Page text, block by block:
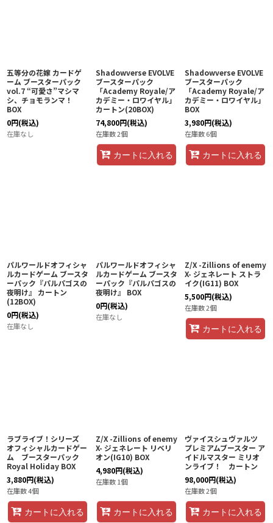
五等分の花嫁 カードゲ
ーム ブースターパック
vol.7 “可愛さ”マシマ
シ、チョモランマ！
BOX
0円(税込)
在庫なし
Shadowverse EVOLVE
ブースターパック
「Academy Royale/ア
カデミー・ロワイヤル」
カートン(20BOX)
74,800円(税込)
在庫数 2個
カートに入れる
Shadowverse EVOLVE
ブースターパック
「Academy Royale/ア
カデミー・ロワイヤル」
BOX
3,980円(税込)
在庫数 6個
カートに入れる
パルワールドオフィシャ
ルカードゲーム ブースタ
ーパック『パルパゴスの
夜明け』 カートン
(12BOX)
0円(税込)
在庫なし
パルワールドオフィシャ
ルカードゲーム ブースタ
ーパック『パルパゴスの
夜明け』 BOX
0円(税込)
在庫なし
Z/X -Zillions of enemy
X- ジェネレート ストラ
イク(IG11) BOX
5,500円(税込)
在庫数 2個
カートに入れる
ラブライブ！シリーズ
オフィシャルカードゲー
ム ブースターパック
Royal Holiday BOX
3,880円(税込)
在庫数 4個
カートに入れる
Z/X -Zillions of enemy
X- ジェネレート リベリ
オン(IG10) BOX
4,980円(税込)
在庫数 1個
カートに入れる
ヴァイスシュヴァルツ
プレミアムブースター ア
イドルマスター ミリオ
ンライブ！ カートン
98,000円(税込)
在庫数 2個
カートに入れる